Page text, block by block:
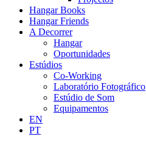
Hangar Books
Hangar Friends
A Decorrer
Hangar
Oportunidades
Estúdios
Co-Working
Laboratório Fotográfico
Estúdio de Som
Equipamentos
EN
PT